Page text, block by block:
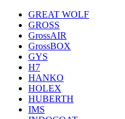
GREAT WOLF
GROSS
GrossAIR
GrossBOX
GYS
H7
HANKO
HOLEX
HUBERTH
IMS